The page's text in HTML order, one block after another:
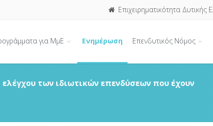
Επιχειρηματικότητα Δυτικής
για ΜμΕ Ενημέρωση Επενδυτικός Νόμος
ελέγχου των ιδιωτικών επενδύσεων που έχουν